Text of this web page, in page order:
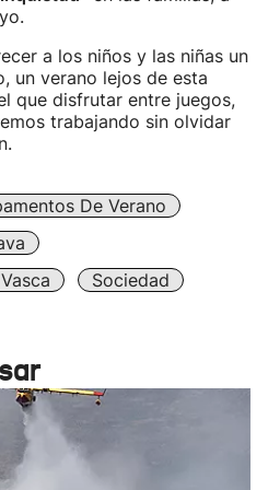
a los niños y las niñas un
un verano lejos de esta
que disfrutar entre juegos,
trabajando sin olvidar
De Verano
Sociedad